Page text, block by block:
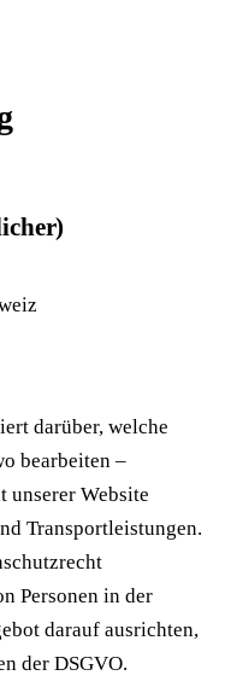
darüber, welche
bearbeiten –
unserer Website
Transportleistungen.
Personen in der
darauf ausrichten,
der DSGVO.